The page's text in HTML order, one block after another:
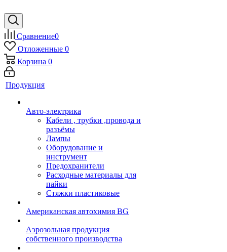
Сравнение0
Отложенные 0
Корзина 0
Продукция
Авто-электрика
Кабели , трубки ,провода и
разъёмы
Лампы
Оборудование и
инструмент
Предохранители
Расходные материалы для
пайки
Стяжки пластиковые
Американская автохимия BG
Аэрозольная продукция
собственного производства